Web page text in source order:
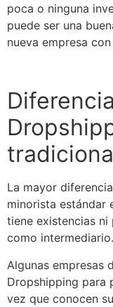
poca o ninguna
puede ser una
nueva empresa
La mayor
minorista estándar
tiene existencias ni
como intermediario.
Algunas empresas
Dropshipping para
vez que conocen